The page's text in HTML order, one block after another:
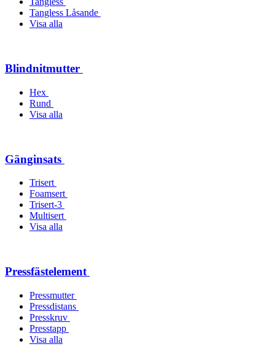
Tangless Låsande
Visa alla
Blindnitmutter
Hex
Rund
Visa alla
Gänginsats
Trisert
Foamsert
Trisert-3
Multisert
Visa alla
Pressfästelement
Pressmutter
Pressdistans
Presskruv
Presstapp
Visa alla